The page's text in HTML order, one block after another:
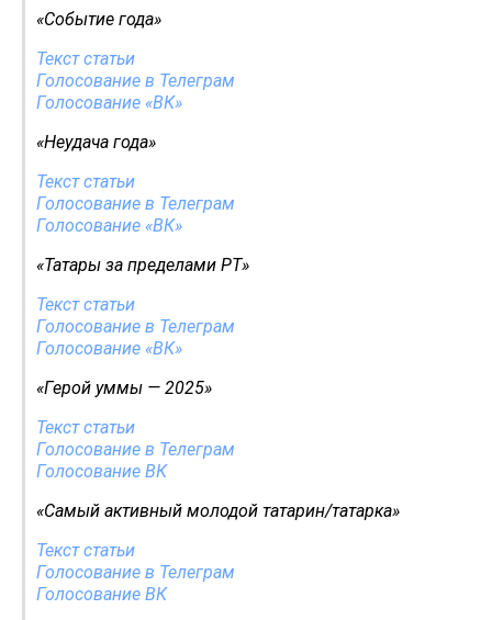
«Событие года»
Текст статьи
Голосование в Телеграм
Голосование «ВК»
«Неудача года»
Текст статьи
Голосование в Телеграм
Голосование «ВК»
«Татары за пределами РТ»
Текст статьи
Голосование в Телеграм
Голосование «ВК»
«Герой уммы — 2025»
Текст статьи
Голосование в Телеграм
Голосование ВК
«Самый активный молодой татарин/татарка»
Текст статьи
Голосование в Телеграм
Голосование ВК